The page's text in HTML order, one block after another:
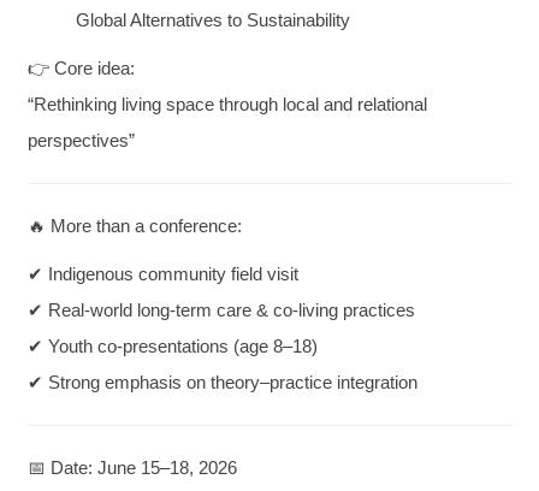
Global Alternatives to Sustainability
👉 Core idea:
“Rethinking living space through local and relational
perspectives”
🔥 More than a conference:
✔ Indigenous community field visit
✔ Real-world long-term care & co-living practices
✔ Youth co-presentations (age 8–18)
✔ Strong emphasis on theory–practice integration
📅 Date: June 15–18, 2026